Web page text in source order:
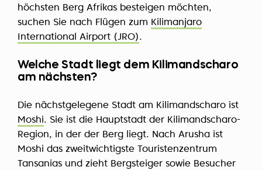
höchsten Berg Afrikas besteigen möchten,
suchen Sie nach Flügen zum Kilimanjaro
International Airport (JRO).
Welche Stadt liegt dem Kilimandscharo
am nächsten?
Die nächstgelegene Stadt am Kilimandscharo ist
Moshi. Sie ist die Hauptstadt der Kilimandscharo-
Region, in der der Berg liegt. Nach Arusha ist
Moshi das zweitwichtigste Touristenzentrum
Tansanias und zieht Bergsteiger sowie Besucher